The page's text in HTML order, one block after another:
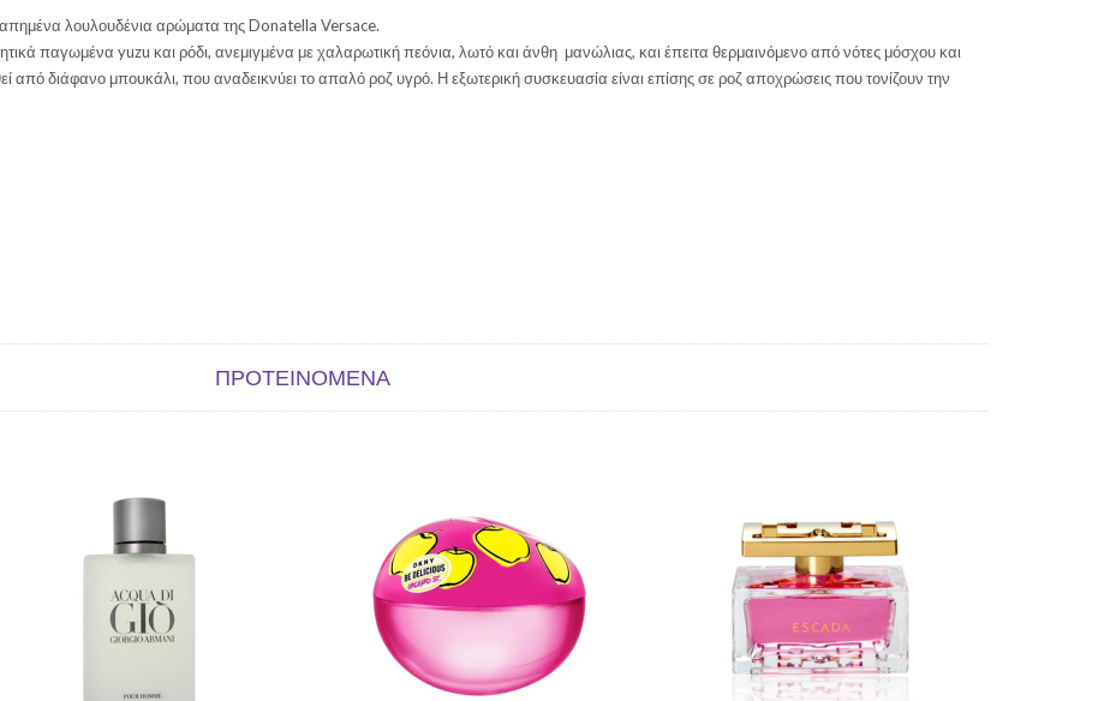
λουλουδένια αρώματα της Donatella Versace.
παγωμένα yuzu και ρόδι, ανεμιγμένα με χαλαρωτική πεόνια, λωτό και άνθη μανώλιας, και έπειτα θερμαινόμενο από νότες μόσχου και
από διάφανο μπουκάλι, που αναδεικνύει το απαλό ροζ υγρό. Η εξωτερική συσκευασία είναι επίσης σε ροζ αποχρώσεις που τονίζουν την
ΠΡΟΤΕΙΝΌΜΕΝΑ